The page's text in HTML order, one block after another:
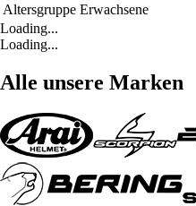
Altersgruppe Erwachsene
Loading...
Loading...
Alle unsere Marken